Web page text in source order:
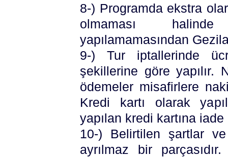
8-) Programda ekstra
olmaması halinde
yapılamamasından
9-) Tur iptallerinde
şekillerine göre yapılır.
ödemeler misafirlere
Kredi kartı olarak
yapılan kredi kartına
10-) Belirtilen şartlar
ayrılmaz bir